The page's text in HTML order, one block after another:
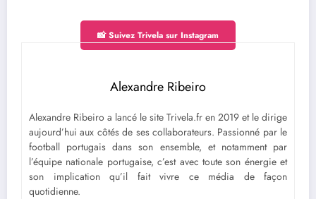
📸 Suivez Trivela sur Instagram
Alexandre Ribeiro
Alexandre Ribeiro a lancé le site Trivela.fr en 2019 et le dirige
aujourd’hui aux côtés de ses collaborateurs. Passionné par le
football portugais dans son ensemble, et notamment par
l’équipe nationale portugaise, c’est avec toute son énergie et
son implication qu’il fait vivre ce média de façon
quotidienne.